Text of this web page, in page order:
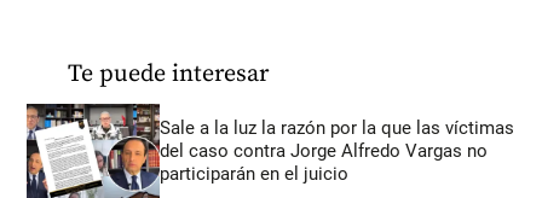
Te puede interesar
Sale a la luz la razón por la que las víctimas
del caso contra Jorge Alfredo Vargas no
participarán en el juicio